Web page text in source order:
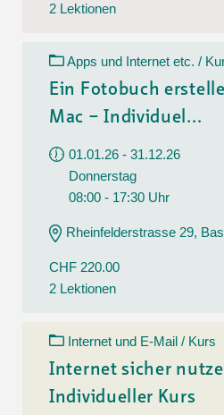
2 Lektionen
Apps und Internet etc. /
Ein Fotobuch
Mac – Individuel...
01.01.26 - 31.12.26
Donnerstag
08:00 - 17:30 Uhr
Rheinfelderstrasse 29,
CHF 220.00
2 Lektionen
Internet und E-Mail / Kurs
Internet sicher
Individueller Kurs